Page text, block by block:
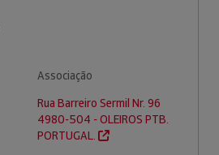
Associação
Rua Barreiro Sermil Nr. 96
4980-504 - OLEIROS PTB.
PORTUGAL.